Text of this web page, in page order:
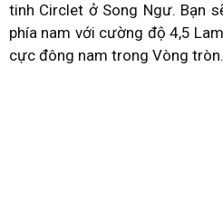
tinh Circlet ở Song Ngư. Bạn
phía nam với cường độ 4,5
cực đông nam trong Vòng tròn.